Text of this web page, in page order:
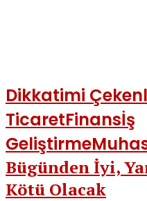
Dikkatimi
TicaretFinansİş
Geliştirme
Bügünden İyi,
Kötü Olacak